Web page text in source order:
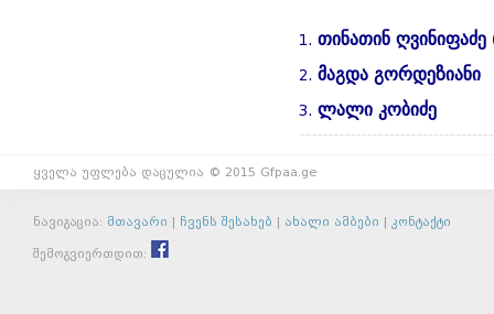
1. თინათინ
2. მაგდა გორდეზიანი
3. ლალი კობიძე
ყველა უფლება დაცულია © 2015 Gfpaa.ge
ნავიგაცია: მთავარი | ჩვენს შესახებ | ახალი ამბები | კონტაქტი
შემოგვიერთდით: